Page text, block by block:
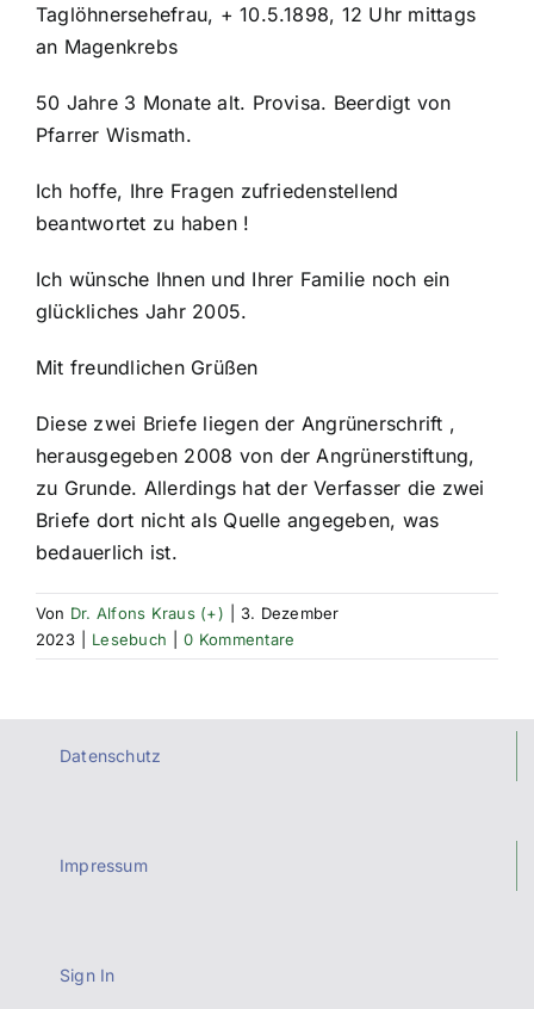
Taglöhnersehefrau, + 10.5.1898, 12 Uhr mittags
an Magenkrebs
50 Jahre 3 Monate alt. Provisa. Beerdigt von
Pfarrer Wismath.
Ich hoffe, Ihre Fragen zufriedenstellend
beantwortet zu haben !
Ich wünsche Ihnen und Ihrer Familie noch ein
glückliches Jahr 2005.
Mit freundlichen Grüßen
Diese zwei Briefe liegen der Angrünerschrift ,
herausgegeben 2008 von der Angrünerstiftung,
zu Grunde. Allerdings hat der Verfasser die zwei
Briefe dort nicht als Quelle angegeben, was
bedauerlich ist.
Von Dr. Alfons Kraus (+)
3. Dezember
2023
Lesebuch 0 Kommentare
Datenschutz
Impressum
Sign In